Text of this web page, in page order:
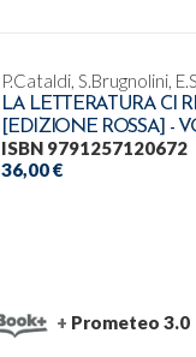
P.Cataldi, S.Brugnolini,
LA LETTERATURA CI
[EDIZIONE ROSSA] -
ISBN 9791257120672
36,00 €
Prometeo 3.0